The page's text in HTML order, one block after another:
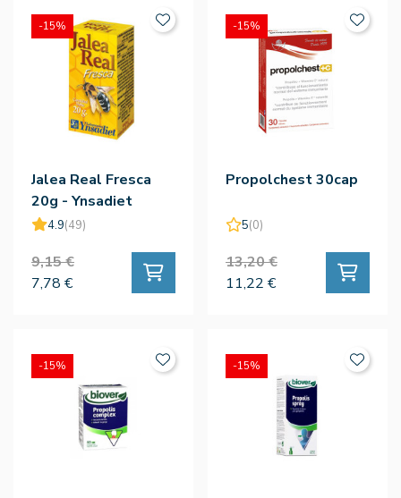
Jalea Real Fresca
20g - Ynsadiet
4.9(49)
9,15 €
7,78 €
-15%
Propolchest 30cap
5(0)
13,20 €
11,22 €
-15%
-15% -15%